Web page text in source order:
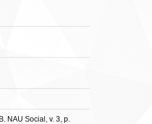
NAU Social, v. 3, p.